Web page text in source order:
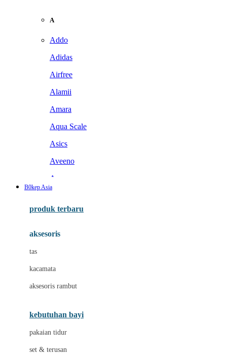
A
Addo
Adidas
Airfree
Alamii
Amara
Aqua Scale
Asics
Aveeno
Awan
Baabaasheepz
Baby Dove
Baby Jogger
B0kep Asia
produk terbaru
aksesoris
tas
kacamata
aksesoris rambut
kebutuhan bayi
pakaian tidur
set & terusan